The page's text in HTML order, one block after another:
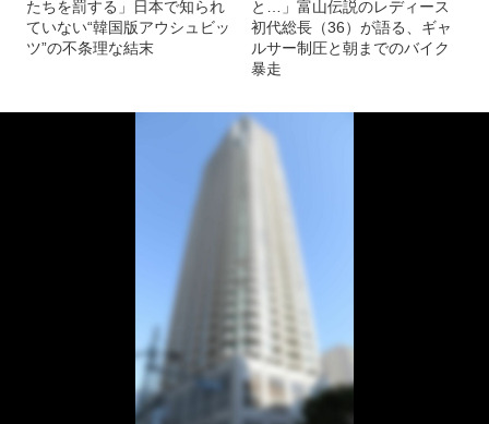
たちを罰する」日本で知られ
ていない“韓国版アウシュビッ
ツ”の不条理な結末
と…」富山伝説のレディース
初代総長（36）が語る、ギャ
ルサー制圧と朝までのバイク
暴走